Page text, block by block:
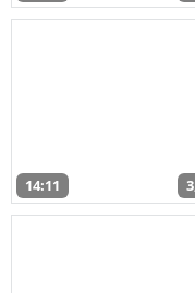
14:11